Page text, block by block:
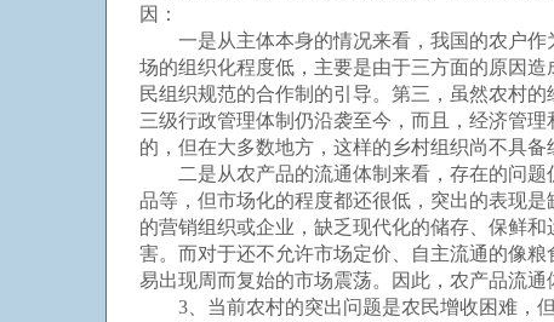
因：
一是从主体本身的情况来看，我国的农户作
场的组织化程度低，主要是由于三方面的原因
民组织规范的合作制的引导。第三，虽然农村
三级行政管理体制仍沿袭至今，而且，经济管
的，但在大多数地方，这样的乡村组织尚不具
二是从农产品的流通体制来看，存在的问题
品等，但市场化的程度都还很低，突出的表现
的营销组织或企业，缺乏现代化的储存、保鲜
害。而对于还不允许市场定价、自主流通的像
易出现周而复始的市场震荡。因此，农产品流
3、当前农村的突出问题是农民增收困难，